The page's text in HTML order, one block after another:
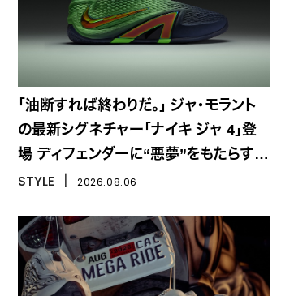
「油断すれば終わりだ。」 ジャ・モラント
の最新シグネチャー「ナイキ ジャ 4」登
場 ディフェンダーに“悪夢”をもたらす一
足
STYLE 2026.08.06